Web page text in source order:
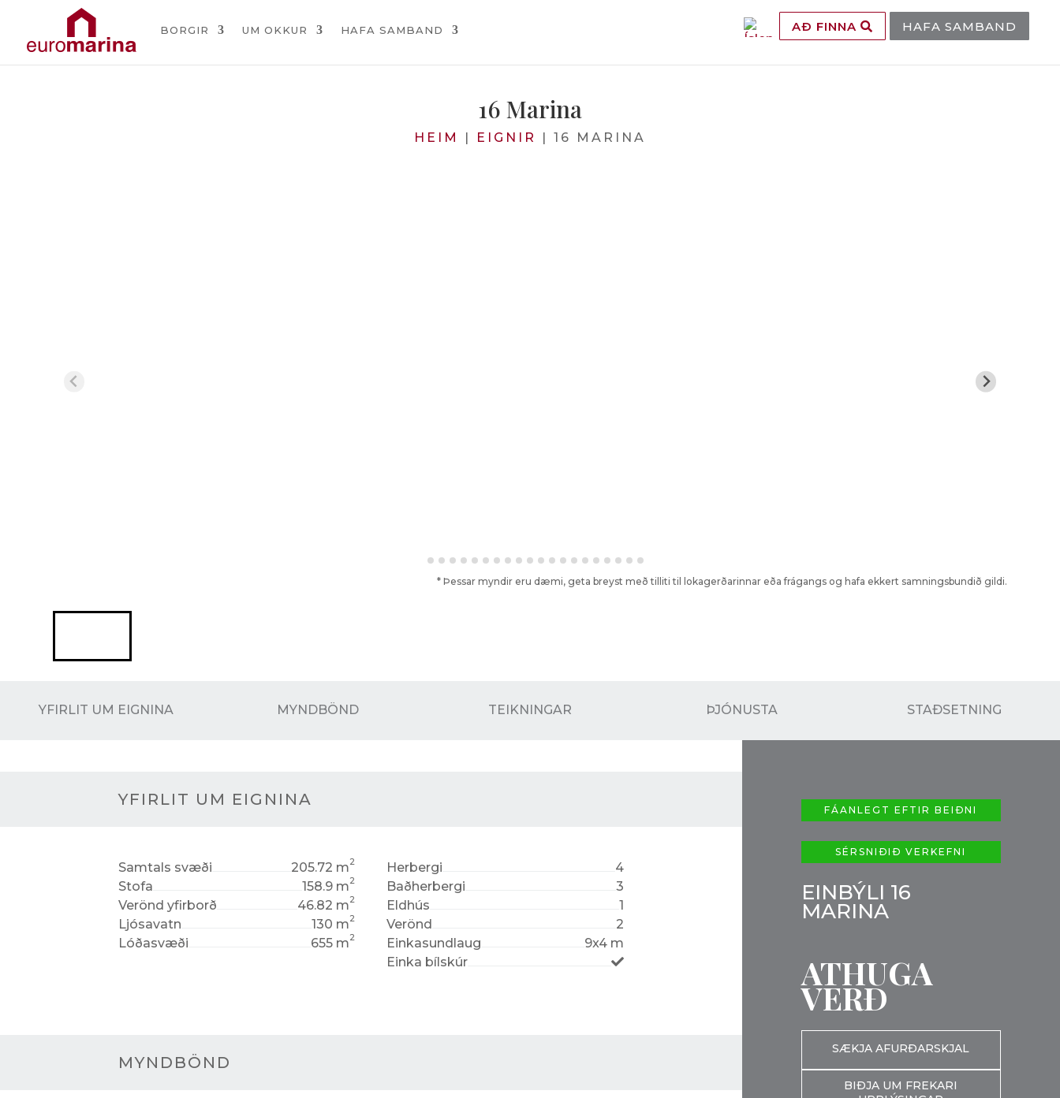
BORGIR UM OKKUR HAFA SAMBAND AÐ FINNA HAFA SAMBAND
16 Marina
HEIM | EIGNIR | 16 MARINA
* Þessar myndir eru dæmi, geta breyst með tilliti til lokagerðarinnar eða frágangs og hafa ekkert samningsbundið gildi.
YFIRLIT UM EIGNINA MYNDBÖND TEIKNINGAR ÞJÓNUSTA STAÐSETNING
YFIRLIT UM EIGNINA
Samtals svæði 205.72 m2
Stofa 158.9 m2
Verönd yfirborð 46.82 m2
Ljósavatn 130 m2
Lóðasvæði 655 m2
Herbergi
4
Baðherbergi
3
Eldhús
1
Verönd
2
Einkasundlaug
9x4 m
Einka bílskúr
MYNDBÖND
FÁANLEGT EFTIR BEIÐNI
SÉRSNIÐIÐ VERKEFNI
EINBÝLI 16
MARINA
ATHUGA
VERÐ
SÆKJA AFURÐARSKJAL
BIÐJA UM FREKARI